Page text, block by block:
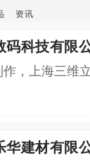
资讯
码科技有限
作，上海三维
建材有限